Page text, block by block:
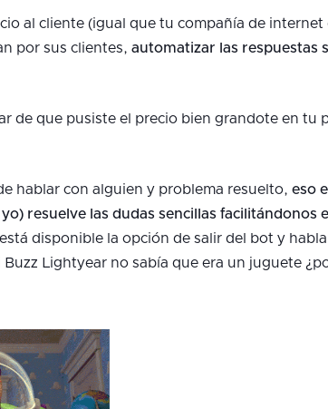
al cliente (igual que tu compañía de internet
por sus clientes, automatizar las respuestas
de que pusiste el precio bien grandote en tu
hablar con alguien y problema resuelto, eso
resuelve las dudas sencillas facilitándonos
disponible la opción de salir del bot y
Lightyear no sabía que era un juguete